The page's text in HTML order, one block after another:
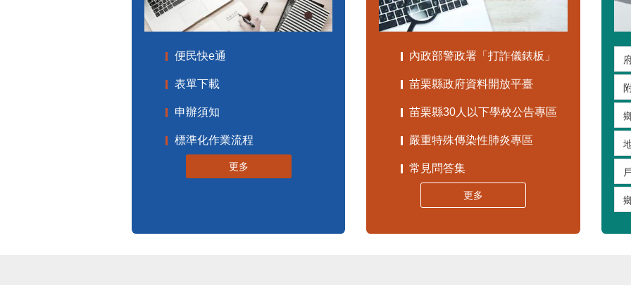
便民快e通
表單下載
申辦須知
標準化作業流程
更多
內政部警政署「打詐儀錶板」
苗栗縣政府資料開放平臺
苗栗縣30人以下學校公告專區
嚴重特殊傳染性肺炎專區
常見問答集
更多